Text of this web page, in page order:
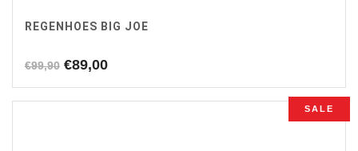
REGENHOES BIG JOE
€99,90 Oorspronkelijke
was:
€89,00Huidige
is:
SALE